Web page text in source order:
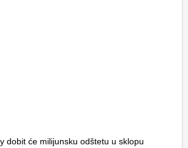
dobit će milijunsku odštetu u sklopu